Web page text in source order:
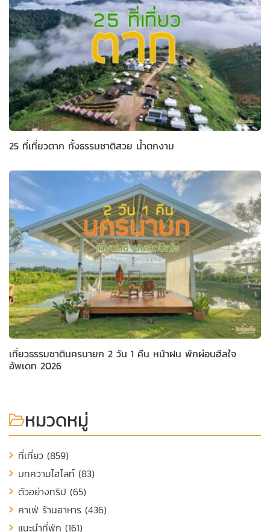
25 ที่เที่ยวตาก ทั้งธรรมชาติสวย น้ำตกงาม
เที่ยวธรรมชาตินครนายก 2 วัน 1 คืน หน้าฝน พักผ่อนฮีลใจ
อัพเดท 2026
หมวดหมู่
ที่เที่ยว (859)
บทความไฮไลท์ (83)
ตัวอย่างทริป (65)
คาเฟ่ ร้านอาหาร (436)
แนะนำที่พัก (161)